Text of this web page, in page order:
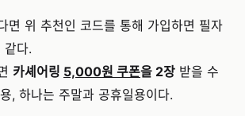
면 위 추천인 코드를 통해 가입하면 필자
같다.
카셰어링 5,000원 쿠폰을 2장 받을 수
, 하나는 주말과 공휴일용이다.